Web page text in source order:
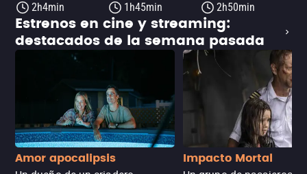
2h4min
1h45min
2h50min
Estrenos en cine y streaming:
destacados de la semana pasada
Amor apocalipsis Impacto Mortal